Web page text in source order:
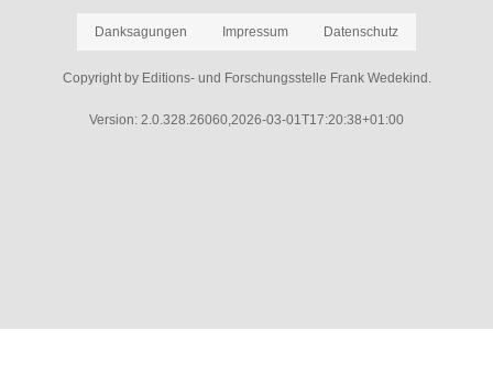
Danksagungen Impressum Datenschutz
Copyright by Editions- und Forschungsstelle Frank Wedekind.
Version: 2.0.328.26060,2026-03-01T17:20:38+01:00